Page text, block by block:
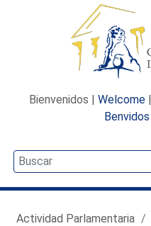
Bienvenidos | Welcome |
Benvidos
Actividad Parlamentaria